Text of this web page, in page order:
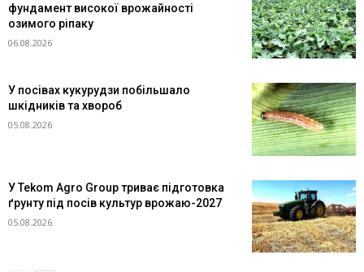
фундамент високої врожайності
озимого ріпаку
06.08.2026
У посівах кукурудзи побільшало
шкідників та хвороб
05.08.2026
У Tekom Agro Group триває підготовка
ґрунту під посів культур врожаю-2027
05.08.2026